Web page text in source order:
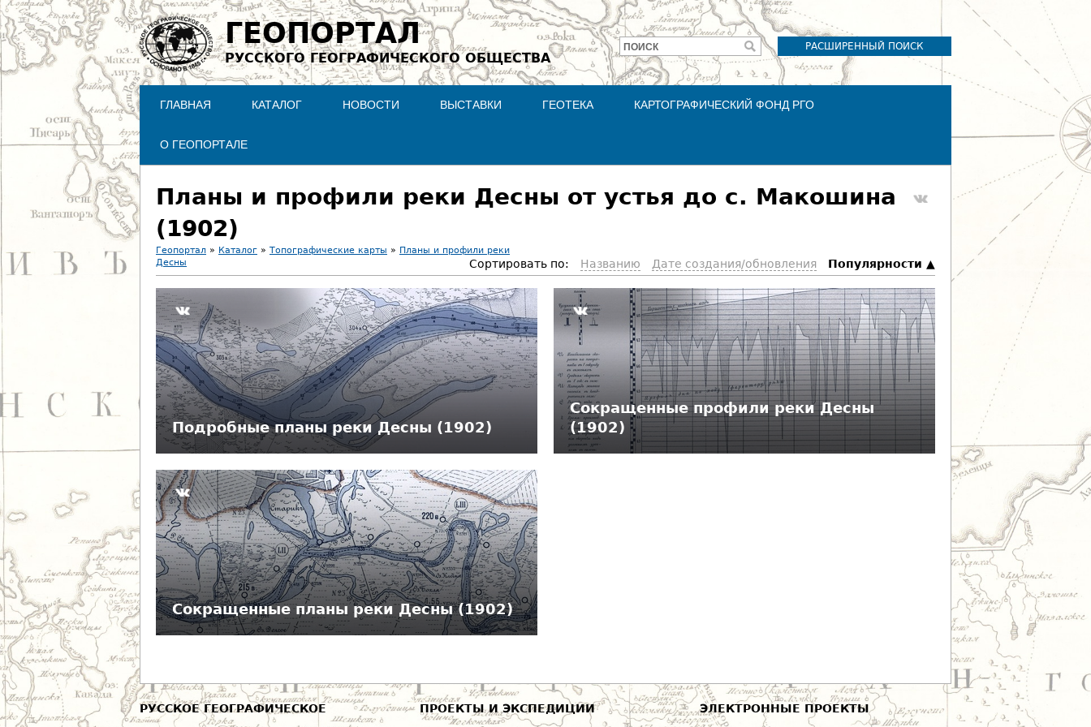
Jump to navigation
ГЕОПОРТАЛ
РУССКОГО ГЕОГРАФИЧЕСКОГО ОБЩЕСТВА
РАСШИРЕННЫЙ ПОИСК
Форма
поиска
ПОИСК
ГЛАВНАЯ КАТАЛОГ НОВОСТИ ВЫСТАВКИ ГЕОТЕКА КАРТОГРАФИЧЕСКИЙ ФОНД РГО
О ГЕОПОРТАЛЕ
Планы и профили реки Десны от устья до с. Макошина
(1902)
В
ы
з
д
е
с
ь
Геопортал » Каталог » Топографические карты » Планы и профили реки
Десны
Сортировать по: Названию Дате создания/обновления Пoпулярности
Подробные планы реки Десны (1902)
Сокращенные профили реки Десны
(1902)
Сокращенные планы реки Десны (1902)
РУССКОЕ ГЕОГРАФИЧЕСКОЕ
ПРОЕКТЫ И ЭКСПЕДИЦИИ ЭЛЕКТРОННЫЕ ПРОЕКТЫ